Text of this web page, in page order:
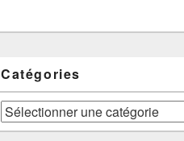
Catégories
Catégories